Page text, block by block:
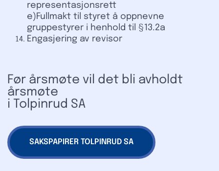
representasjonsrett
e)Fullmakt til styret å oppnevne
gruppestyrer i henhold til §13.2a
Engasjering av revisor
Før årsmøte vil det bli avholdt
årsmøte
i Tolpinrud SA
SAKSPAPIRER TOLPINRUD SA